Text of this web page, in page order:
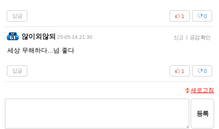
답글 0
1
않이외않되 25-05-14 21:30 신고 | 공감 확인
세상 무해하다...넘 좋다
답글 0
1
새로고침
등록